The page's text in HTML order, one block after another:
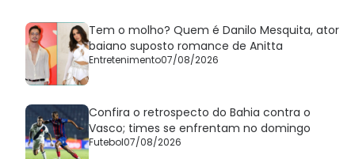
Tem o molho? Quem é Danilo Mesquita, ator
baiano suposto romance de Anitta
Entretenimento07/08/2026
Confira o retrospecto do Bahia contra o
Vasco; times se enfrentam no domingo
Futebol07/08/2026